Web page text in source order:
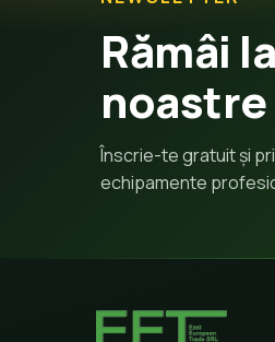
Rămâi
noastre
Înscrie-te gratuit și
echipamente